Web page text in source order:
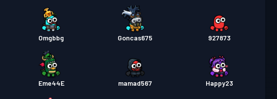
Omgbbg Goncas675 927873
Eme44E mamad567 Happy23